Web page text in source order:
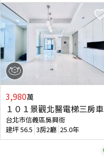
3,980萬
１０１景觀北醫電梯三房車
台北市信義區吳興街
建坪56.5 3房2廳 25.0年